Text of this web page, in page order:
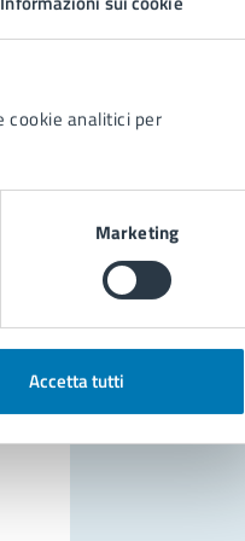
cookie analitici per
Marketing
Accetta tutti